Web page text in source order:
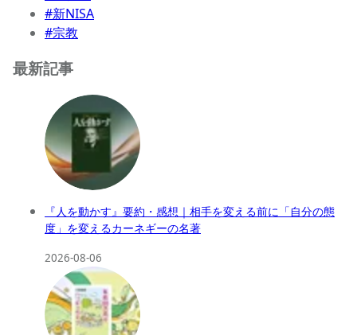
#新NISA
#宗教
最新記事
『人を動かす』要約・感想｜相手を変える前に「自分の態
度」を変えるカーネギーの名著
2026-08-06